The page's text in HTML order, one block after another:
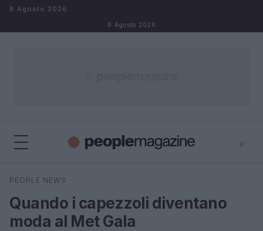
Salta al contenuto
8 Agosto 2026
8 Agosto 2026
⌕
Cerca
PEOPLE NEWS
Quando i capezzoli diventano
moda al Met Gala